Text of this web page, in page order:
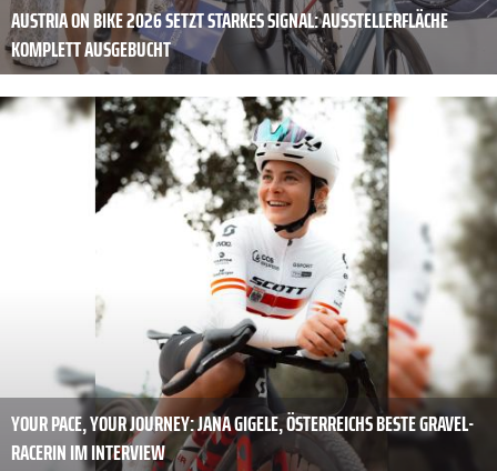
AUSTRIA ON BIKE 2026 SETZT STARKES SIGNAL: AUSSTELLERFLÄCHE
KOMPLETT AUSGEBUCHT
YOUR PACE, YOUR JOURNEY: JANA GIGELE, ÖSTERREICHS BESTE GRAVEL-
RACERIN IM INTERVIEW